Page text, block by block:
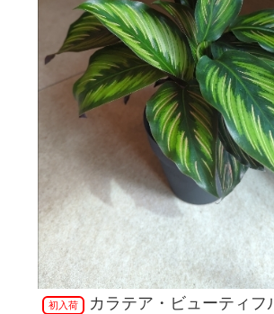
初入荷
カラテア・ビューティフ